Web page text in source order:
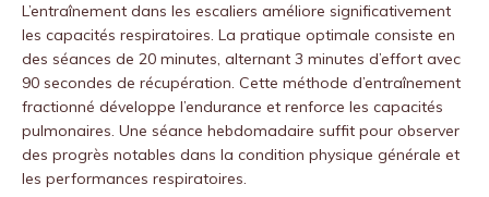
L’entraînement dans les escaliers améliore significativement
les capacités respiratoires. La pratique optimale consiste en
des séances de 20 minutes, alternant 3 minutes d’effort avec
90 secondes de récupération. Cette méthode d’entraînement
fractionné développe l’endurance et renforce les capacités
pulmonaires. Une séance hebdomadaire suffit pour observer
des progrès notables dans la condition physique générale et
les performances respiratoires.